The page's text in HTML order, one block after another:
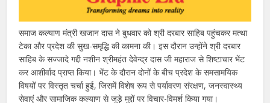
समाज कल्याण मंत्री खजान दास ने बुधवार को श्री दरबार साहिब पहुंचकर मत्था
टेका और प्रदेश की सुख-समृद्धि की कामना की। इस दौरान उन्होंने श्री दरबार
साहिब के सज्जादे गद्दी नशीन श्रीमहंत देवेन्द्र दास जी महाराज से शिष्टाचार भेंट
कर आशीर्वाद प्राप्त किया। भेंट के दौरान दोनों के बीच प्रदेश के समसामयिक
विषयों पर विस्तृत चर्चा हुई, जिसमें विशेष रूप से पर्यावरण संरक्षण, जनस्वास्थ्य
सेवाएं और सामाजिक कल्याण से जुड़े मुद्दों पर विचार-विमर्श किया गया।